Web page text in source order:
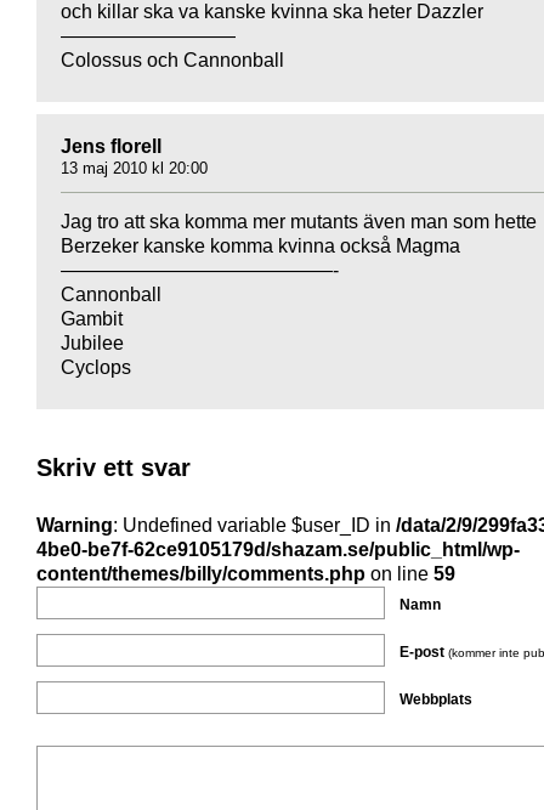
och killar ska va kanske kvinna ska heter Dazzler
—————————
Colossus och Cannonball
Jens florell
13 maj 2010 kl 20:00
Jag tro att ska komma mer mutants även man som hette
Berzeker kanske komma kvinna också Magma
——————————————-
Cannonball
Gambit
Jubilee
Cyclops
Skriv ett svar
Warning: Undefined variable $user_ID in /data/2/9/
4be0-be7f-62ce9105179d/shazam.se/public_html/wp-
content/themes/billy/comments.php on line 59
Namn
E-post (kommer inte
Webbplats